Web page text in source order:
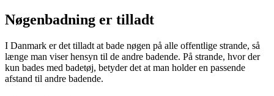
Nøgenbadning er tilladt
I Danmark er det tilladt at bade nøgen på alle offentlige strande, så
længe man viser hensyn til de andre badende. På strande, hvor der
kun bades med badetøj, betyder det at man holder en passende
afstand til andre badende.